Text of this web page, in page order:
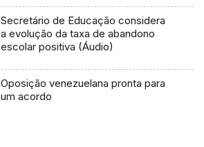
Secretário de Educação considera
a evolução da taxa de abandono
escolar positiva (Áudio)
Oposição venezuelana pronta para
um acordo